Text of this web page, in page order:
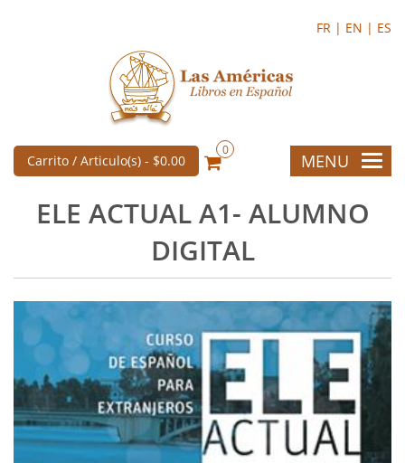
FR | EN | ES
Carrito / Articulo(s) - $0.00
0
MENU
ELE ACTUAL A1- ALUMNO
DIGITAL